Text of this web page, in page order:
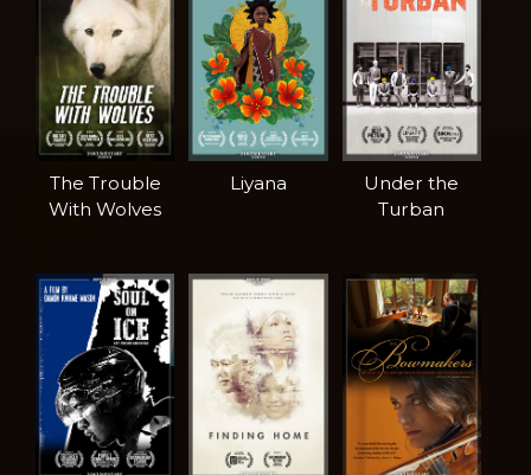
The Trouble
With Wolves
Liyana
Under the
Turban